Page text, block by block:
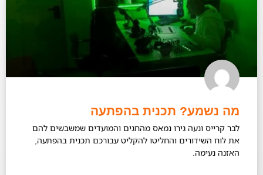
מה נשמע? תכנית בהפתעה
לבר קרייס ונעה גירו נמאס מהחגים והמועדים שמשבשים להם
את לוח השידורים והחליטו להקליט עבורכם תכנית בהפתעה,
האזנה נעימה.